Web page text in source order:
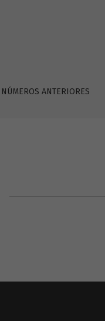
NÚMEROS ANTERIORES